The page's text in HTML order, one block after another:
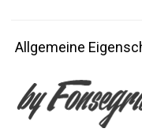
Allgemeine